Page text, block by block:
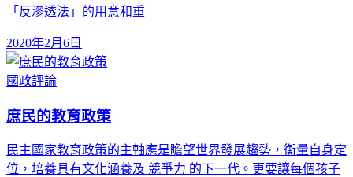
「反滲透法」的用意和重
2020年2月6日
國政評論
庶民的教育政策
民主國家教育政策的主軸應是瞻望世界發展趨勢，衡量自身定
位，培養具有文化涵養及 競爭力 的下一代。更要讓每個孩子